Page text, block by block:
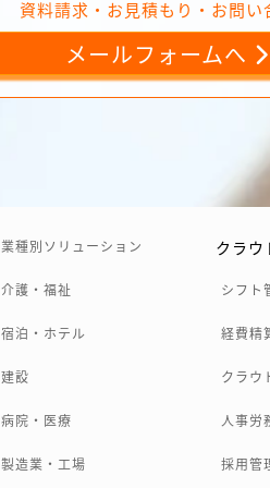
資料請求・お見積もり・お問い
メールフォームへ
業種別ソリューション
介護・福祉
宿泊・ホテル
建設
病院・医療
製造業・工場
クラウ
シフト
経費精
クラウ
人事労
採用管